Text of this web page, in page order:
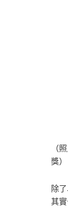
（
獎）
除
其